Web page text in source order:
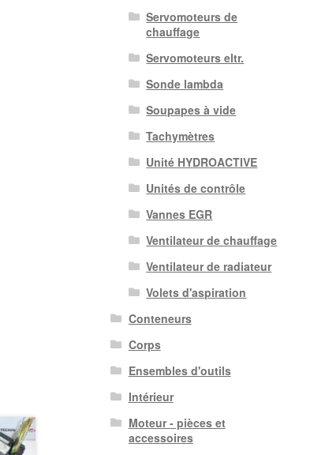
Servomoteurs de
chauffage
Servomoteurs eltr.
Sonde lambda
Soupapes à vide
Tachymètres
Unité HYDROACTIVE
Unités de contrôle
Vannes EGR
Ventilateur de chauffage
Ventilateur de radiateur
Volets d'aspiration
Conteneurs
Corps
Ensembles d'outils
Intérieur
Moteur - pièces et
accessoires